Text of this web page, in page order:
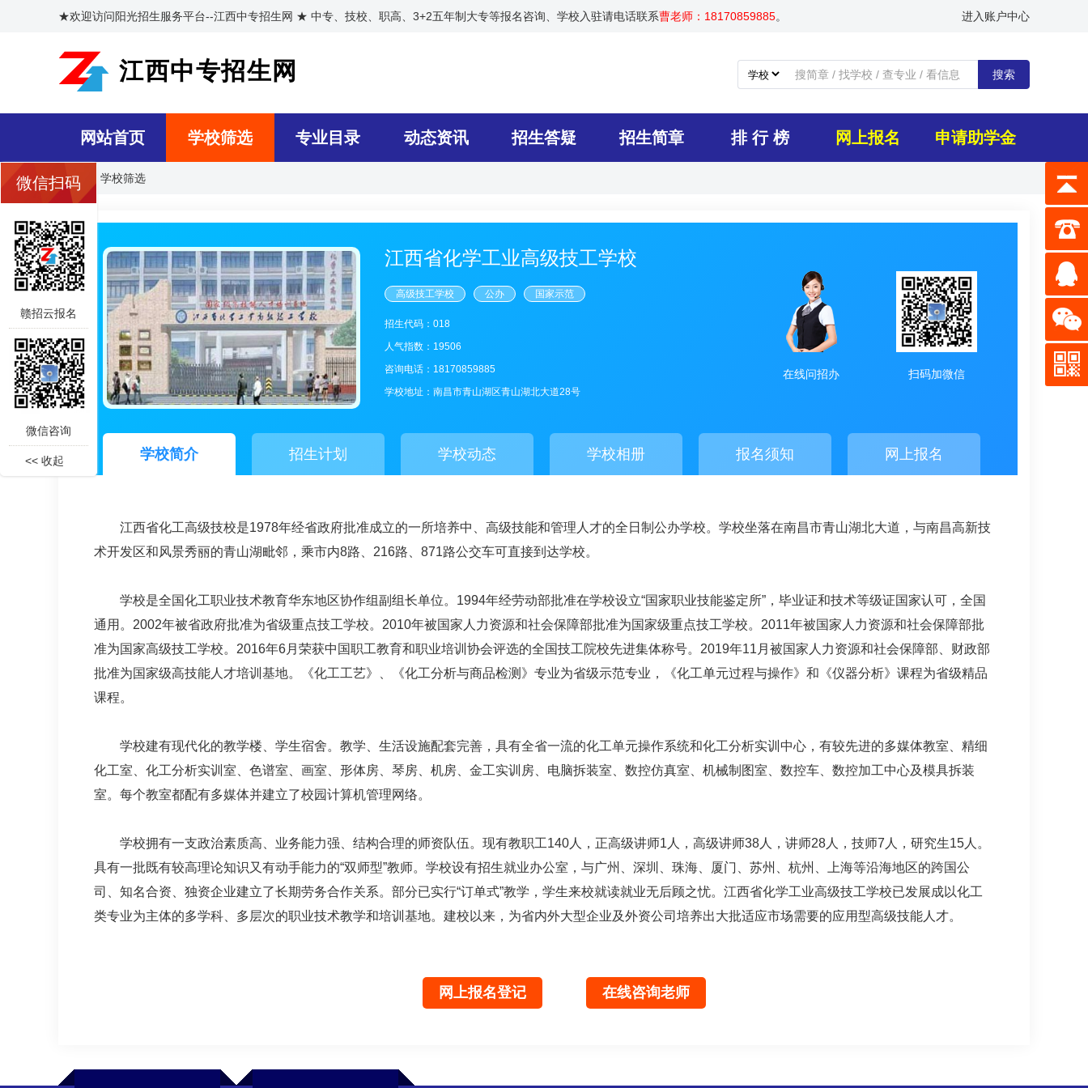
★欢迎访问阳光招生服务平台--江西中专招生网 ★ 中专、技校、职高、3+2五年制大专等报名咨询、学校入驻请电话联系曹老师：18170859885。 进入账户中心
江西中专招生网 搜索
网站首页 学校筛选 专业目录 动态资讯 招生答疑 招生简章 排 行 榜 网上报名 申请助学金
首页 学校筛选
江西省化学工业高级技工学校
高级技工学校 公办 国家示范
招生代码：018
人气指数：19506
咨询电话：18170859885
学校地址：南昌市青山湖区青山湖北大道28号
在线问招办 扫码加微信
学校简介 招生计划 学校动态 学校相册 报名须知 网上报名
江西省化工高级技校是1978年经省政府批准成立的一所培养中、高级技能和管理人才的全日制公办学校。学校坐落在南昌市青山湖北大道，与南昌高新技
术开发区和风景秀丽的青山湖毗邻，乘市内8路、216路、871路公交车可直接到达学校。
学校是全国化工职业技术教育华东地区协作组副组长单位。1994年经劳动部批准在学校设立“国家职业技能鉴定所”，毕业证和技术等级证国家认可，全国
通用。2002年被省政府批准为省级重点技工学校。2010年被国家人力资源和社会保障部批准为国家级重点技工学校。2011年被国家人力资源和社会保障部批
准为国家高级技工学校。2016年6月荣获中国职工教育和职业培训协会评选的全国技工院校先进集体称号。2019年11月被国家人力资源和社会保障部、财政部
批准为国家级高技能人才培训基地。《化工工艺》、《化工分析与商品检测》专业为省级示范专业，《化工单元过程与操作》和《仪器分析》课程为省级精品
课程。
学校建有现代化的教学楼、学生宿舍。教学、生活设施配套完善，具有全省一流的化工单元操作系统和化工分析实训中心，有较先进的多媒体教室、精细
化工室、化工分析实训室、色谱室、画室、形体房、琴房、机房、金工实训房、电脑拆装室、数控仿真室、机械制图室、数控车、数控加工中心及模具拆装
室。每个教室都配有多媒体并建立了校园计算机管理网络。
学校拥有一支政治素质高、业务能力强、结构合理的师资队伍。现有教职工140人，正高级讲师1人，高级讲师38人，讲师28人，技师7人，研究生15人。
具有一批既有较高理论知识又有动手能力的“双师型”教师。学校设有招生就业办公室，与广州、深圳、珠海、厦门、苏州、杭州、上海等沿海地区的跨国公
司、知名合资、独资企业建立了长期劳务合作关系。部分已实行“订单式”教学，学生来校就读就业无后顾之忧。江西省化学工业高级技工学校已发展成以化工
类专业为主体的多学科、多层次的职业技术教学和培训基地。建校以来，为省内外大型企业及外资公司培养出大批适应市场需要的应用型高级技能人才。
网上报名登记 在线咨询老师
微信扫码
赣招云报名
微信咨询
<< 收起